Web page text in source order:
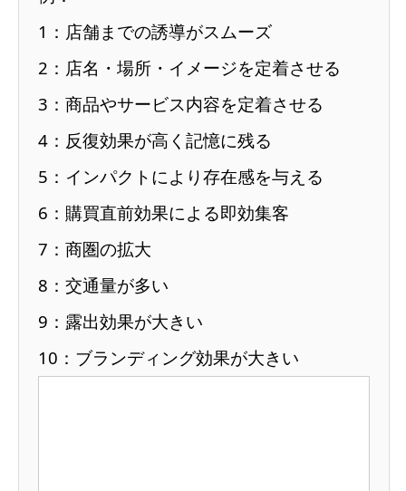
1：店舗までの誘導がスムーズ
2：店名・場所・イメージを定着させる
3：商品やサービス内容を定着させる
4：反復効果が高く記憶に残る
5：インパクトにより存在感を与える
6：購買直前効果による即効集客
7：商圏の拡大
8：交通量が多い
9：露出効果が大きい
10：ブランディング効果が大きい